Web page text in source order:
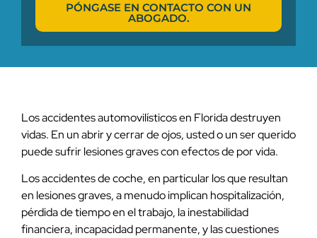
PÓNGASE EN CONTACTO CON UN
ABOGADO.
Los accidentes automovilísticos en Florida destruyen
vidas. En un abrir y cerrar de ojos, usted o un ser querido
puede sufrir lesiones graves con efectos de por vida.
Los accidentes de coche, en particular los que resultan
en lesiones graves, a menudo implican hospitalización,
pérdida de tiempo en el trabajo, la inestabilidad
financiera, incapacidad permanente, y las cuestiones